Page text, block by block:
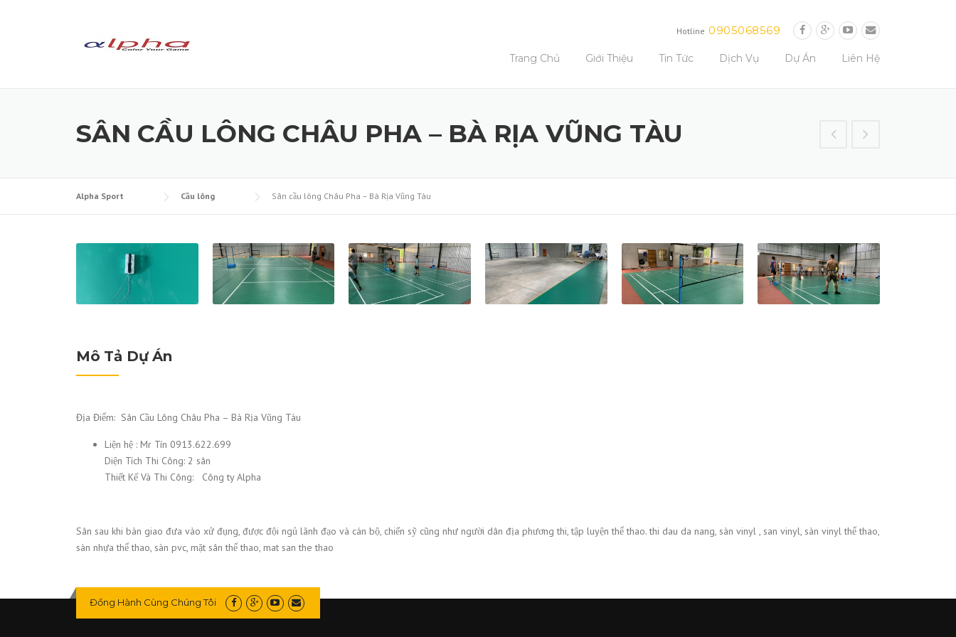
Hotline 0905068569
Trang Chủ Giới Thiệu Tin Tức Dịch Vụ Dự Án Liên Hệ
SÂN CẦU LÔNG CHÂU PHA – BÀ RỊA VŨNG TÀU
Alpha Sport Cầu lông Sân cầu lông Châu Pha – Bà Rịa Vũng Tàu
Mô Tả Dự Án
Địa Điểm: Sân Cầu Lông Châu Pha – Bà Rịa Vũng Tàu
Liện hệ : Mr Tín 0913.622.699
Diện Tích Thi Công: 2 sân
Thiết Kế Và Thi Công: Công ty Alpha
Sân sau khi bàn giao đưa vào xử đụng, được đội ngủ lãnh đạo và cán bộ, chiến sỹ cũng như người dân địa phương thi, tập luyện thể thao. thi dau da nang, sàn vinyl , san vinyl, sàn vinyl thể thao,
sàn nhựa thể thao, sàn pvc, mặt sân thể thao, mat san the thao
Đồng Hành Cùng Chúng Tôi